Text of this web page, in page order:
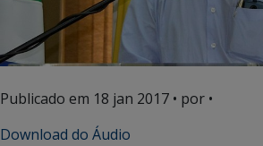
Publicado em 18 jan 2017 • por •
Download do Áudio